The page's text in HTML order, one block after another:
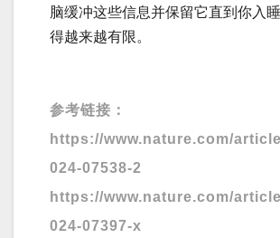
脑缓冲这些信息并保留它直到你入
得越来越有限。
参考链接：
https://www.nature.com/
024-07538-2
https://www.nature.com/
024-07397-x